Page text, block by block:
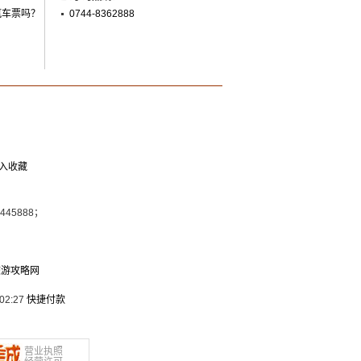
票吗？
0744-8362888
收藏
；
攻略网
快捷付款
营业执照